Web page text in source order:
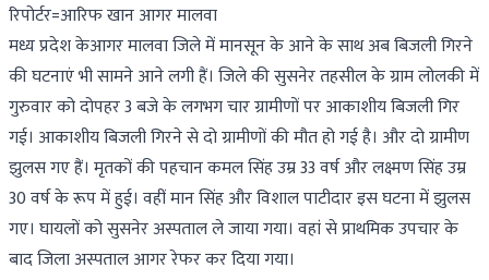
रिपोर्टर=आरिफ खान आगर मालवा
मध्य प्रदेश केआगर मालवा जिले में मानसून के आने के साथ अब बिजली गिरने
की घटनाएं भी सामने आने लगी हैं। जिले की सुसनेर तहसील के ग्राम लोलकी में
गुरुवार को दोपहर 3 बजे के लगभग चार ग्रामीणों पर आकाशीय बिजली गिर
गई। आकाशीय बिजली गिरने से दो ग्रामीणों की मौत हो गई है। और दो ग्रामीण
झुलस गए हैं। मृतकों की पहचान कमल सिंह उम्र 33 वर्ष और लक्ष्मण सिंह उम्र
30 वर्ष के रूप में हुई। वहीं मान सिंह और विशाल पाटीदार इस घटना में झुलस
गए। घायलों को सुसनेर अस्पताल ले जाया गया। वहां से प्राथमिक उपचार के
बाद जिला अस्पताल आगर रेफर कर दिया गया।